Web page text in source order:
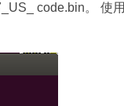
code.bin。 使用